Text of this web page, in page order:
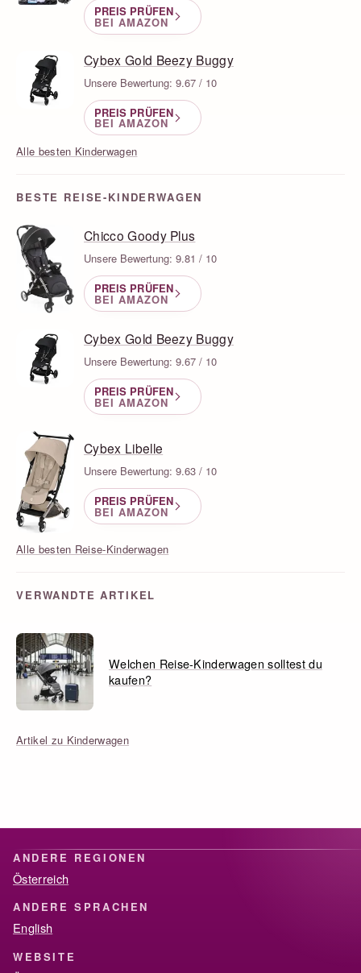
PREIS PRÜFEN
BEI AMAZON
Cybex Gold Beezy Buggy
Unsere Bewertung: 9.67 / 10
PREIS PRÜFEN
BEI AMAZON
Alle besten Kinderwagen
BESTE REISE-KINDERWAGEN
Chicco Goody Plus
Unsere Bewertung: 9.81 / 10
PREIS PRÜFEN
BEI AMAZON
Cybex Gold Beezy Buggy
Unsere Bewertung: 9.67 / 10
PREIS PRÜFEN
BEI AMAZON
Cybex Libelle
Unsere Bewertung: 9.63 / 10
PREIS PRÜFEN
BEI AMAZON
Alle besten Reise-Kinderwagen
VERWANDTE ARTIKEL
Welchen Reise-Kinderwagen solltest du
kaufen?
Artikel zu Kinderwagen
ANDERE REGIONEN
Österreich
ANDERE SPRACHEN
English
WEBSITE